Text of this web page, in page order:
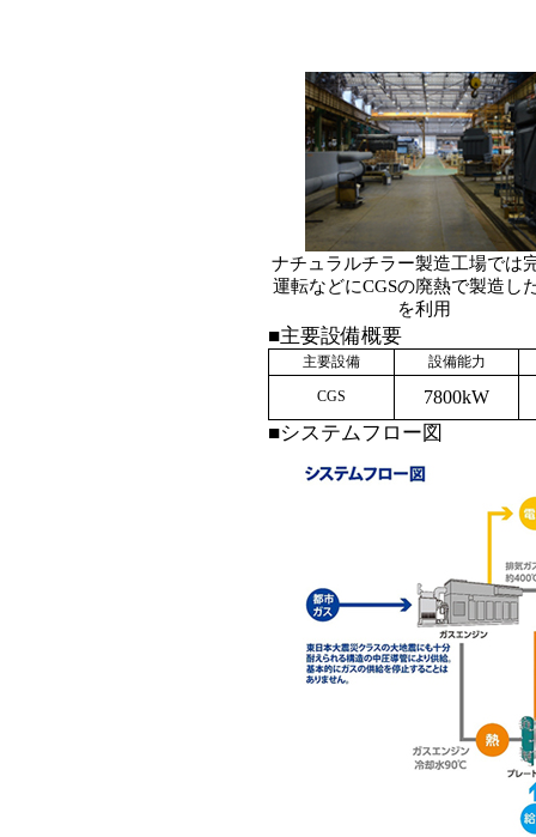
ナチュラルチラー製造工場では
運転などにCGSの廃熱で製造し
を利用
■主要設備概要
主要設備 設備能力
CGS 7800kW
■システムフロー図